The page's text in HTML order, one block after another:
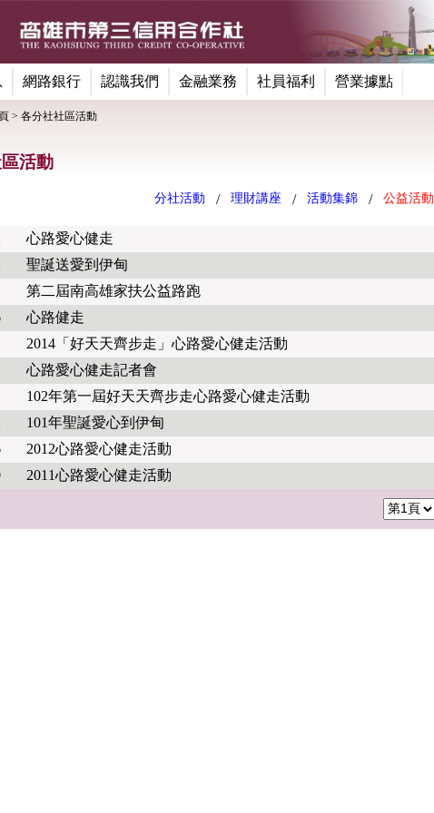
網路銀行 認識我們 金融業務 社員福利 營業據點
> 各分社社區活動
活動
分社活動 / 理財講座/ 活動集錦/ 公益活動
心路愛心健走
聖誕送愛到伊甸
第二屆南高雄家扶公益路跑
心路健走
2014「好天天齊步走」心路愛心健走活動
心路愛心健走記者會
102年第一屆好天天齊步走心路愛心健走活動
101年聖誕愛心到伊甸
2012心路愛心健走活動
2011心路愛心健走活動